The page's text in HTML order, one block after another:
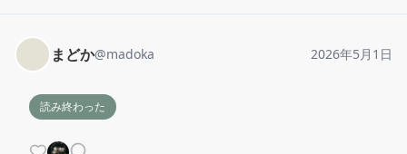
まどか@madoka 2026年5月1日
読み終わった